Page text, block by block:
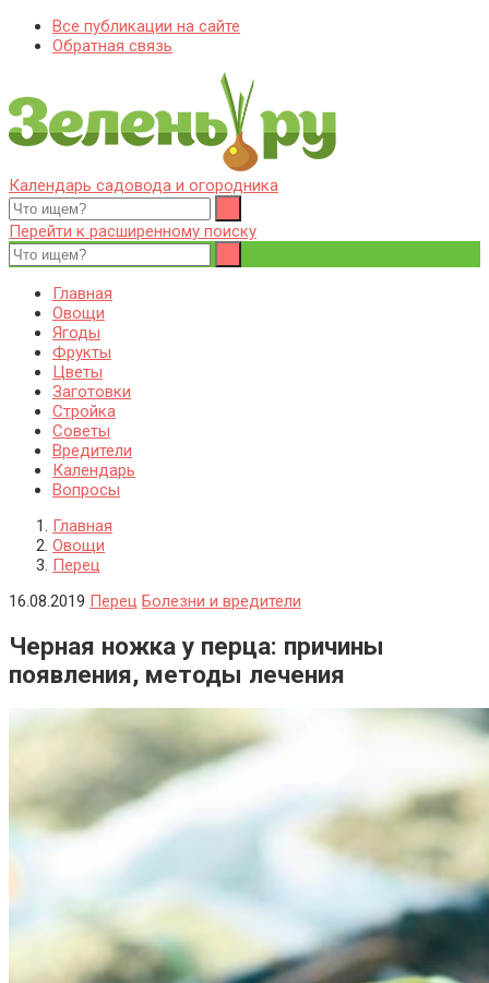
Все публикации на сайте
Обратная связь
Zelenj.ru – все про садоводство, земледелие, фермерство и
птицеводство
Особенности садоводства, земледелия, фермерства и
птицеводства. Выращивания культур, сбор и хранение урожая.
Уход за дачным участком, деревьями и кустами. Полезные
советы дачникам и садоводам
Календарь садовода и огородника
Перейти к расширенному поиску
Главная
Овощи
Ягоды
Фрукты
Цветы
Заготовки
Стройка
Советы
Вредители
Календарь
Вопросы
Главная
Овощи
Перец
16.08.2019 Перец Болезни и вредители
Черная ножка у перца: причины
появления, методы лечения